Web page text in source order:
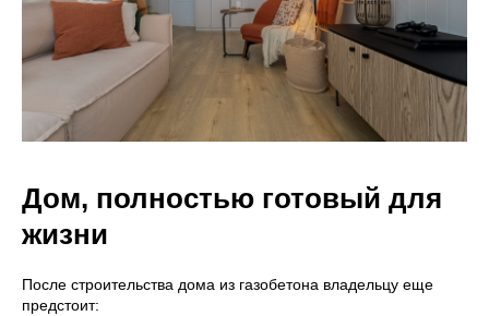
Дом, полностью готовый для
жизни
После строительства дома из газобетона владельцу еще
предстоит: